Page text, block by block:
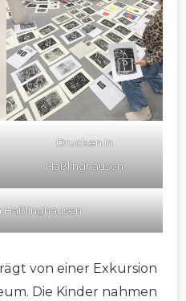
Drucken in
Haßlinghausen
Haßlinghausen
von einer Exkursion
Die Kinder nahmen